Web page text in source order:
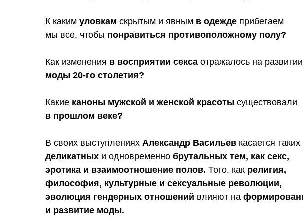
К каким уловкам скрытым и явным в одежде прибегаем
мы все, чтобы понравиться противоположному полу?
Как изменения в восприятии секса отражалось на развитии
моды 20-го столетия?
Какие каноны мужской и женской красоты существовали
в прошлом веке?
В своих выступлениях Александр Васильев касается таких
деликатных и одновременно брутальных тем, как секс,
эротика и взаимоотношение полов. Того, как религия,
философия, культурные и сексуальные революции,
эволюция гендерных отношений влияют на
и развитие моды.